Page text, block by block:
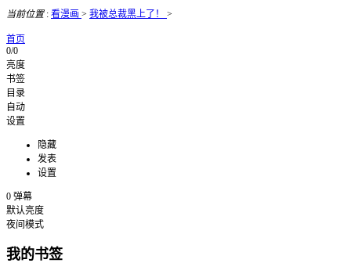
当前位置: 看漫画 > 我被总裁黑上了！ >
首页
0/0
亮度
书签
目录
自动
设置
隐藏
发表
设置
0 弹幕
默认亮度
夜间模式
我的书签